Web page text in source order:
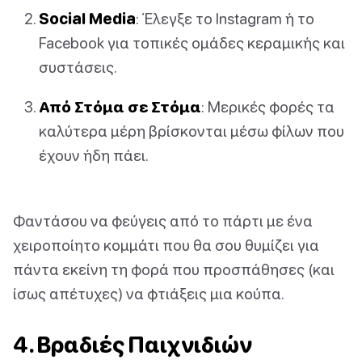
Social Media: Έλεγξε το Instagram ή το
Facebook για τοπικές ομάδες κεραμικής και
συστάσεις.
Από Στόμα σε Στόμα: Μερικές φορές τα
καλύτερα μέρη βρίσκονται μέσω φίλων που
έχουν ήδη πάει.
Φαντάσου να φεύγεις από το πάρτι με ένα
χειροποίητο κομμάτι που θα σου θυμίζει για
πάντα εκείνη τη φορά που προσπάθησες (και
ίσως απέτυχες) να φτιάξεις μια κούπα.
4. Βραδιές Παιχνιδιών